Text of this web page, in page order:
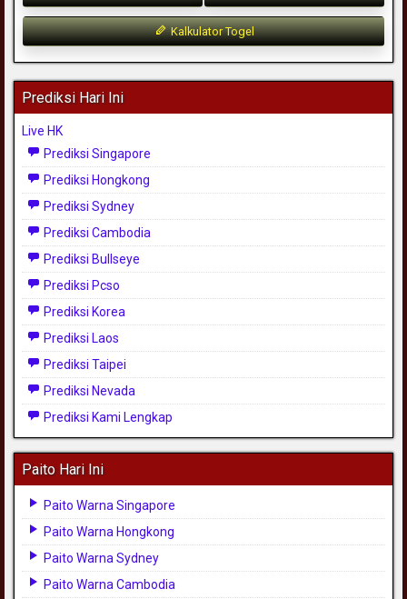
Kalkulator Togel
Prediksi Hari Ini
Live HK
Prediksi Singapore
Prediksi Hongkong
Prediksi Sydney
Prediksi Cambodia
Prediksi Bullseye
Prediksi Pcso
Prediksi Korea
Prediksi Laos
Prediksi Taipei
Prediksi Nevada
Prediksi Kami Lengkap
Paito Hari Ini
Paito Warna Singapore
Paito Warna Hongkong
Paito Warna Sydney
Paito Warna Cambodia